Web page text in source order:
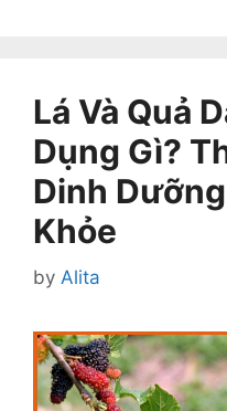
Lá Và Quả
Dụng Gì?
Dinh
Khỏe
by Alita